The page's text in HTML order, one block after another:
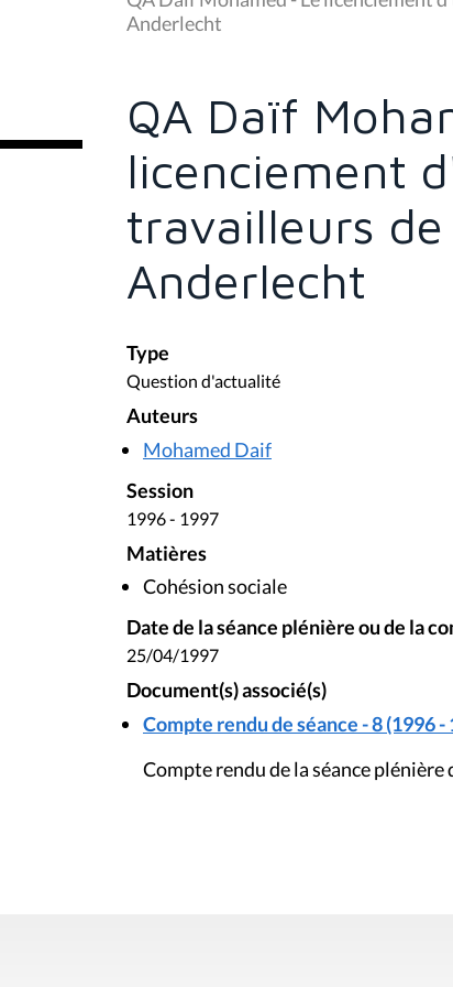
s
ê
c
Anderlecht
QA Daïf
licenciement
travailleurs
Anderlecht
Type
Question d'actualité
Auteurs
Mohamed Daif
Session
1996 - 1997
Matières
Cohésion sociale
Date de la séance plénière ou de la
25/04/1997
Document(s) associé(s)
Compte rendu de séance - 8 (1996 -
Compte rendu de la séance plénière